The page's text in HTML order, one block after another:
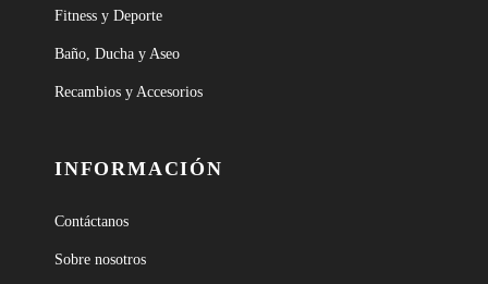
Fitness y Deporte
Baño, Ducha y Aseo
Recambios y Accesorios
INFORMACIÓN
Contáctanos
Sobre nosotros